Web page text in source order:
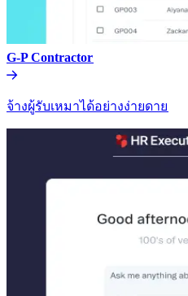
G-P Contractor​​
จ้างผู้รับเหมาได้อย่างง่ายดาย​​